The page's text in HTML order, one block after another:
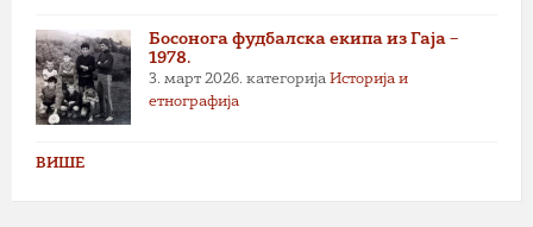
Босонога фудбалска екипа из Гаја –
1978.
3. март 2026. категорија Историја и
етнографија
ВИШЕ